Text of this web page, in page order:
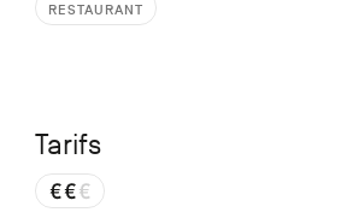
RESTAURANT
Tarifs